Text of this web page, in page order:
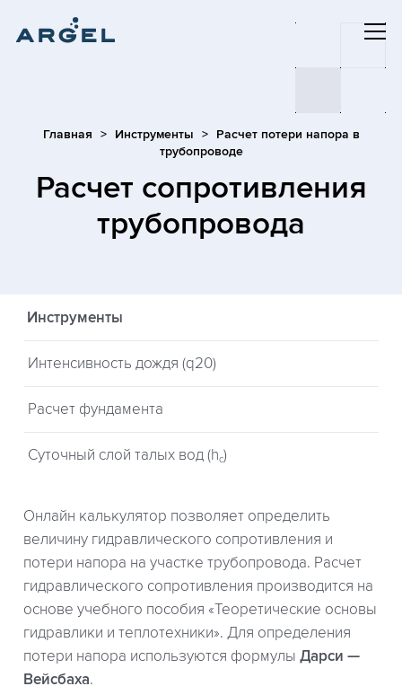
Главная Инструменты
Расчет потери напора в
трубопроводе
Расчет сопротивления
трубопровода
Инструменты
Интенсивность дождя (q20)
Расчет фундамента
Суточный слой талых вод (hc)
Онлайн калькулятор позволяет определить
величину гидравлического сопротивления и
потери напора на участке трубопровода. Расчет
гидравлического сопротивления производится на
основе учебного пособия «Теоретические основы
гидравлики и теплотехники». Для определения
потери напора используются формулы Дарси —
Вейсбаха.